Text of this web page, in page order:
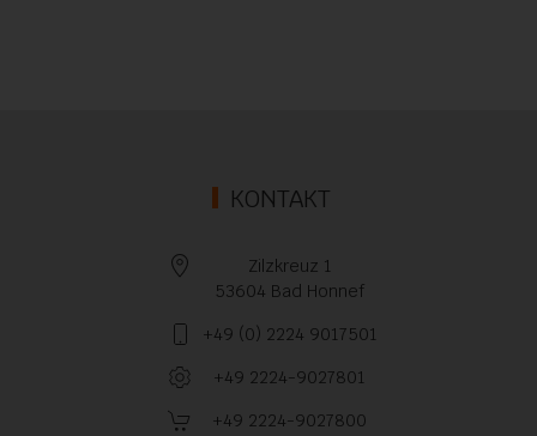
KONTAKT
Zilzkreuz 1
53604 Bad Honnef
+49 (0) 2224 9017501
+49 2224-9027801
+49 2224-9027800